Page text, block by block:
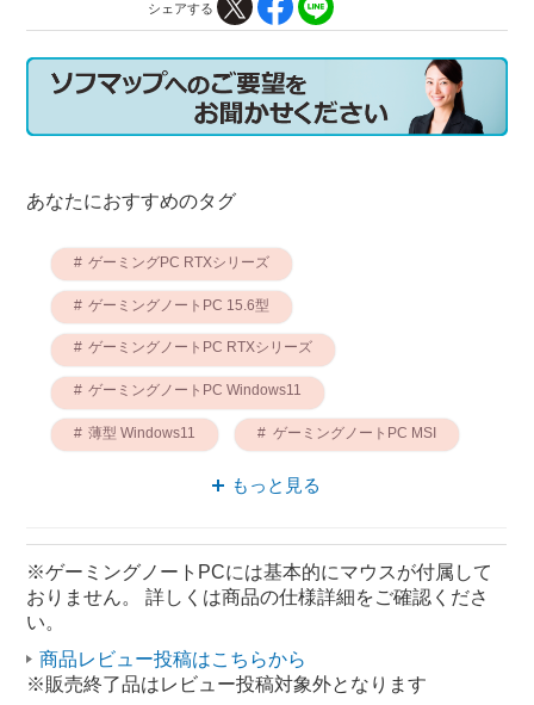
シェアする
あなたにおすすめのタグ
ゲーミングPC RTXシリーズ
ゲーミングノートPC 15.6型
ゲーミングノートPC RTXシリーズ
ゲーミングノートPC Windows11
薄型 Windows11 ゲーミングノートPC MSI
ゲーミングPC Windows11
もっと見る
※ゲーミングノートPCには基本的にマウスが付属して
おりません。 詳しくは商品の仕様詳細をご確認くださ
い。
商品レビュー投稿はこちらから
※販売終了品はレビュー投稿対象外となります